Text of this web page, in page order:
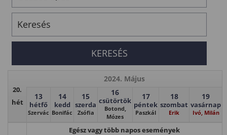
20.
hét
2024. Május
13
hétfő
Szervác
14
kedd
Bonifác
15
szerda
Zsófia
16
csütörtök
Botond,
Mózes
17
péntek
Paszkál
18
szombat
Erik
19
vasárnap
Ivó, Milán
Egész vagy több napos események